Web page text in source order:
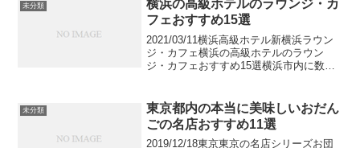
よね。でも毎...
未分類
横浜の高級ホテルのラウンジ・カ
フェおすすめ15選
2021/03/11横浜高級ホテル新横浜ラウン
ジ・カフェ横浜の高級ホテルのラウン
ジ・カフェおすすめ15選横浜市内に数あ
なお店から隠れた名店まで、自信をもっ
ておすすめ出来...
未分類
東京都内の本当に美味しいおだん
ごの名店おすすめ11選
2019/12/18東京東京の名店シリーズお団